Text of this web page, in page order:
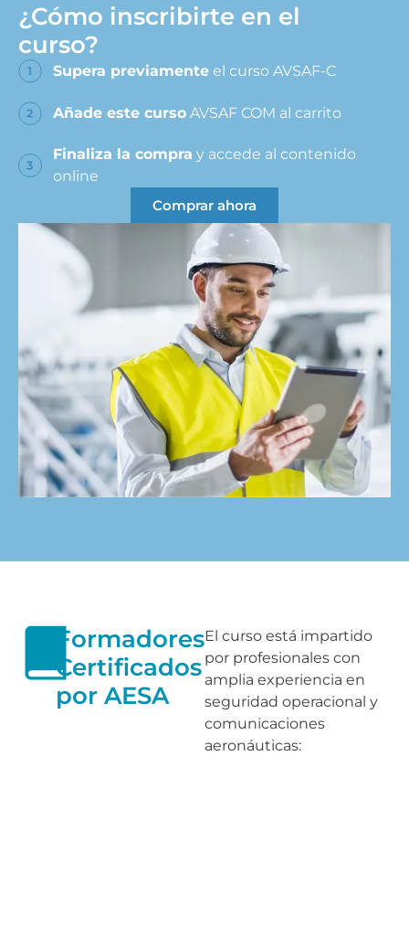
¿Cómo inscribirte en el
curso?
Supera previamenteel curso AVSAF-C
Añade este cursoAVSAF COM al carrito
Finaliza la compra y accede al contenido
online
Comprar ahora
Formadores
Certificados
por AESA
El curso está impartido
por profesionales con
amplia experiencia en
seguridad operacional y
comunicaciones
aeronáuticas: